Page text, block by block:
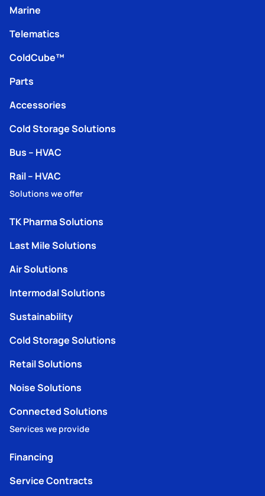
Marine
Telematics
ColdCube™
Parts
Accessories
Cold Storage Solutions
Bus – HVAC
Rail – HVAC
Solutions we offer
TK Pharma Solutions
Last Mile Solutions
Air Solutions
Intermodal Solutions
Sustainability
Cold Storage Solutions
Retail Solutions
Noise Solutions
Connected Solutions
Services we provide
Financing
Service Contracts